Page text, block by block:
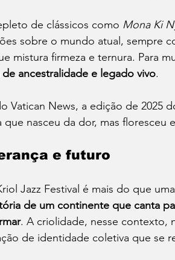
de clássicos como Mona Ki
sobre o mundo atual, sempre
mistura firmeza e ternura. Para
de ancestralidade e legado vivo.
Vatican News, a edição de 2025
que nasceu da dor, mas floresceu
e futuro
Jazz Festival é mais do que
de um continente que canta
. A criolidade, nesse contexto,
de identidade coletiva que se